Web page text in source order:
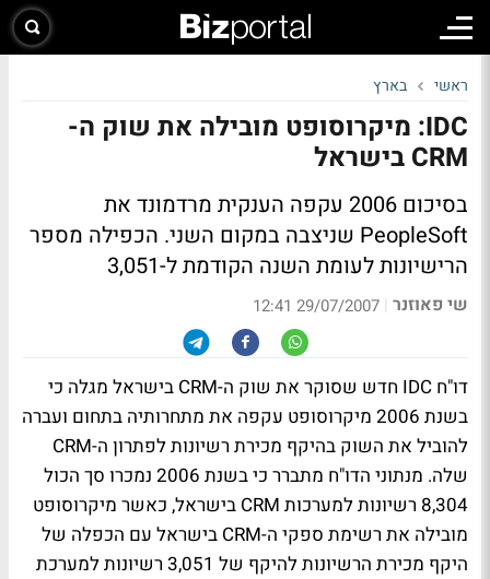
ראשי בארץ
IDC: מיקרוסופט מובילה את שוק ה-
CRM בישראל
בסיכום 2006 עקפה הענקית מרדמונד את
PeopleSoft שניצבה במקום השני. הכפילה מספר
הרישיונות לעומת השנה הקודמת ל-3,051
שי פאוזנר |
29/07/2007 12:41
דו"ח IDC חדש שסוקר את שוק ה-CRM בישראל מגלה כי
בשנת 2006 מיקרוסופט עקפה את מתחרותיה בתחום ועברה
להוביל את השוק בהיקף מכירת רשיונות לפתרון ה-CRM
שלה. מנתוני הדו"ח מתברר כי בשנת 2006 נמכרו סך הכול
8,304 רשיונות למערכות CRM בישראל, כאשר מיקרוסופט
מובילה את רשימת ספקי ה-CRM בישראל עם הכפלה של
היקף מכירת הרשיונות להיקף של 3,051 רשיונות למערכת